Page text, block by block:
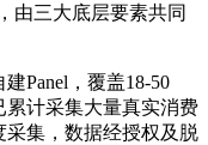
由三大底层要素共同
Panel，覆盖18-50
计采集大量真实消费
集，数据经授权及脱